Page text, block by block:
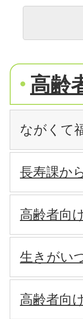
高齢
ながくて
長寿課か
高齢者向
生きがい
高齢者向